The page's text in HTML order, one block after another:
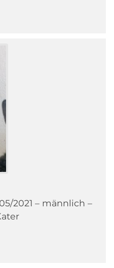
2021 – männlich –